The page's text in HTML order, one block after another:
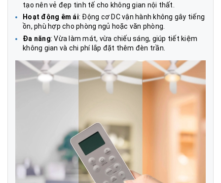
tạo nên vẻ đẹp tinh tế cho không gian nội thất.
Hoạt động êm ái: Động cơ DC vận hành không gây tiếng
ồn, phù hợp cho phòng ngủ hoặc văn phòng.
Đa năng: Vừa làm mát, vừa chiếu sáng, giúp tiết kiệm
không gian và chi phí lắp đặt thêm đèn trần.